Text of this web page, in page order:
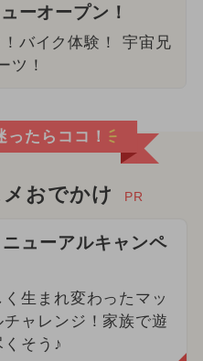
ーオープン！
バイク体験！ 宇宙兄
ツ！
ったらココ！
おでかけ PR
ューアルキャンペ
く生まれ変わったマッ
チャレンジ！家族で遊
くそう♪